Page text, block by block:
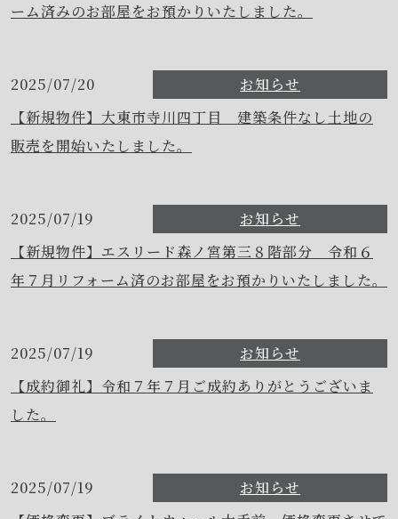
ーム済みのお部屋をお預かりいたしました。
2025/07/20
お知らせ
【新規物件】大東市寺川四丁目 建築条件なし土地の
販売を開始いたしました。
2025/07/19
お知らせ
【新規物件】エスリード森ノ宮第三８階部分 令和６
年７月リフォーム済のお部屋をお預かりいたしました。
2025/07/19
お知らせ
【成約御礼】令和７年７月ご成約ありがとうございま
した。
2025/07/19
お知らせ